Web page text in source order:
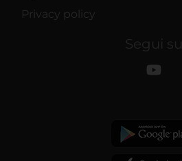
Privacy policy
Segui su